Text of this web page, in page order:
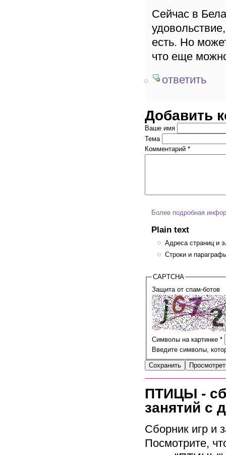
Сейчас в
есть. Но
что еще
ответить
Добавить
Ваше имя
Тема
Комментарий *
Более подробная
Plain text
Адреса страниц и
Строки и
CAPTCHA
Защита от спам-ботов
Символы на картинке*
Введите символы,
ПТИЦЫ -
занятий с
Сборник игр
Посмотрите,